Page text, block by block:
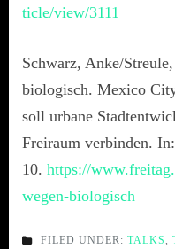
ticle/view/3111
Schwarz, Anke/
biologisch. Mexico
soll urbane
Freiraum verbinden.
10. https://
wegen-biologisch
FILED UNDER: TALKS